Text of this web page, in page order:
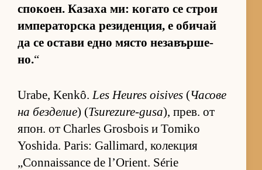
спо­ко­ен. Ка­заха ми: ко­гато се строи
им­пе­ра­тор­ска ре­зи­ден­ция, е оби­чай
да се ос­тави едно място не­за­вър­ше­
но.“
Urabe, Kenkô.Les Heures oisives (Ча­сове
на без­де­лие) (Tsurezure-gusa), прев. от
япон. от Charles Grosbois и Tomiko
Yoshida. Paris: Gallimard, ко­лек­ция
„Connaissance de l’Orient. Série